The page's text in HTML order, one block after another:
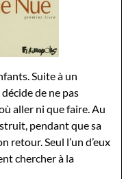
Suite à un
de ne pas
aller ni que faire. Au
pendant que sa
retour. Seul l’un d’eux
chercher à la